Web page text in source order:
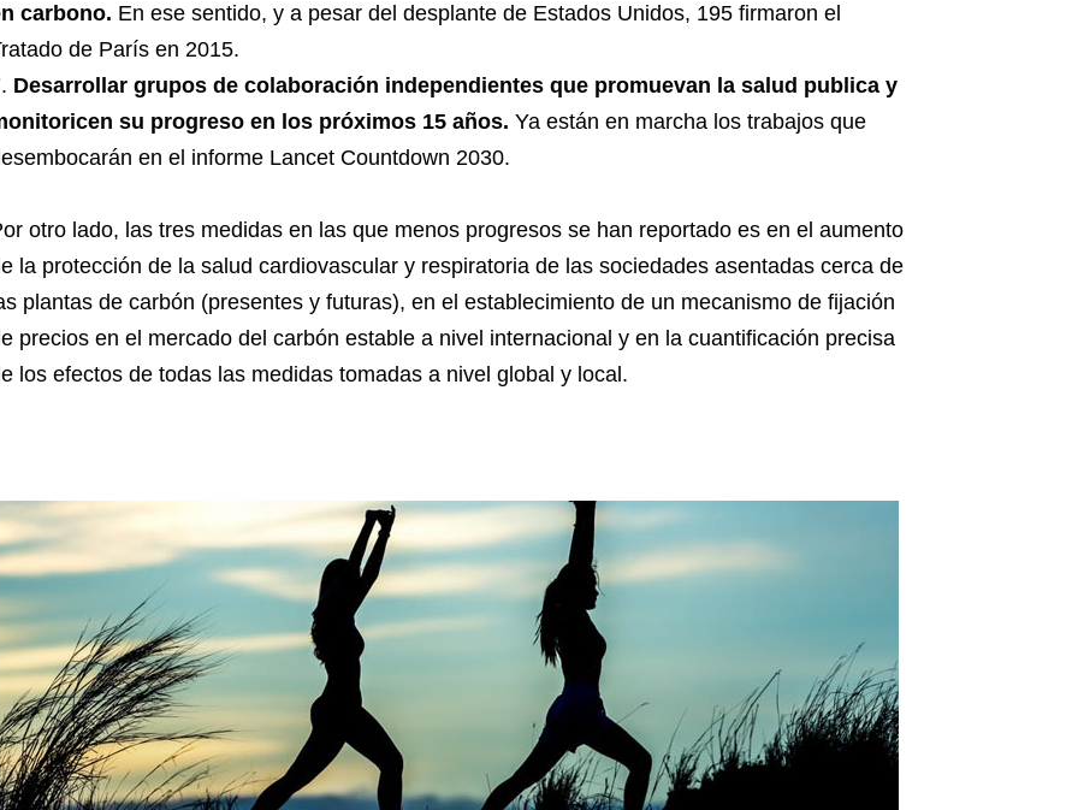
carbono. En ese sentido, y a pesar del desplante de Estados Unidos, 195 firmaron el
de París en 2015.
Desarrollar grupos de colaboración independientes que promuevan la salud publica y
su progreso en los próximos 15 años. Ya están en marcha los trabajos que
en el informe Lancet Countdown 2030.
otro lado, las tres medidas en las que menos progresos se han reportado es en el aumento
la protección de la salud cardiovascular y respiratoria de las sociedades asentadas cerca de
plantas de carbón (presentes y futuras), en el establecimiento de un mecanismo de fijación
precios en el mercado del carbón estable a nivel internacional y en la cuantificación precisa
los efectos de todas las medidas tomadas a nivel global y local.